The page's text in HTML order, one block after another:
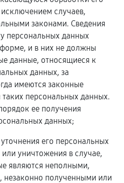
случаев,
законами. Сведения
персональных данных
и в них не должны
данные, относящиеся к
данных, за
имеются законные
персональных данных.
ее получения
данных;
его персональных
уничтожения в случае,
являются неполными,
полученными или